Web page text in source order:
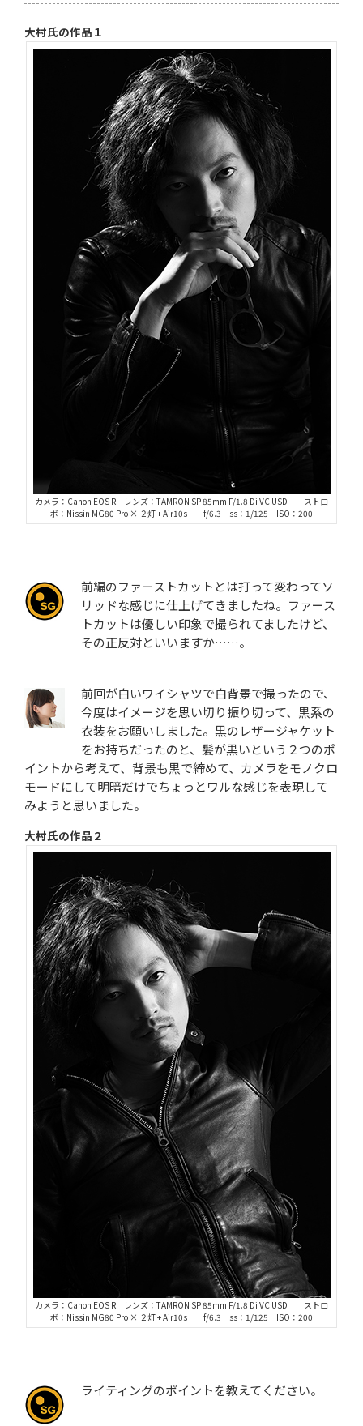
大村氏の作品１
カメラ：Canon EOS R レンズ：TAMRON SP 85mm F/1.8 Di VC USD ストロ
ボ：Nissin MG80 Pro × ２灯 + Air10s f/6.3 ss：1/125 ISO：200
前編のファーストカットとは打って変わってソ
リッドな感じに仕上げてきましたね。ファース
トカットは優しい印象で撮られてましたけど、
その正反対といいますか……。
前回が白いワイシャツで白背景で撮ったので、
今度はイメージを思い切り振り切って、黒系の
衣装をお願いしました。黒のレザージャケット
をお持ちだったのと、髪が黒いという２つのポ
イントから考えて、背景も黒で締めて、カメラをモノクロ
モードにして明暗だけでちょっとワルな感じを表現して
みようと思いました。
大村氏の作品２
カメラ：Canon EOS R レンズ：TAMRON SP 85mm F/1.8 Di VC USD ストロ
ボ：Nissin MG80 Pro × ２灯 + Air10s f/6.3 ss：1/125 ISO：200
ライティングのポイントを教えてください。